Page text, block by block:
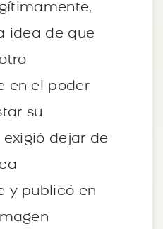
idea de que
en el poder
su
exigió dejar de
y publicó en